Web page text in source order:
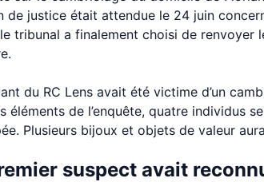
de justice était attendue le 24 juin
tribunal a finalement choisi de renvoyer
du RC Lens avait été victime d’un
éléments de l’enquête, quatre individus
Plusieurs bijoux et objets de valeur
suspect avait